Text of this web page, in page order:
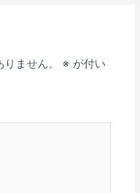
ません。 ※ が付い